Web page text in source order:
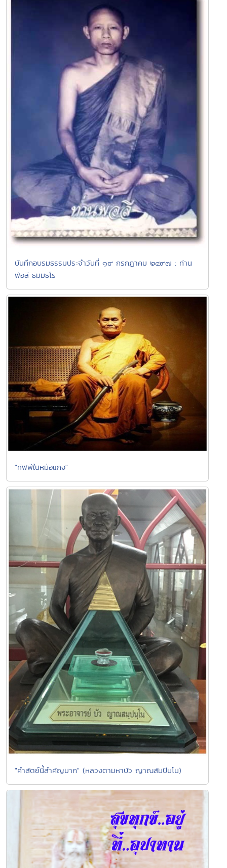
บันทึกอบรมธรรมประจำวันที่ ๑๙ กรกฎาคม ๒๔๙๗ : ท่าน
พ่อลี ธัมมธโร
"ทัพพีในหม้อแกง"
"คำสัตย์นี้สำคัญมาก" (หลวงตามหาบัว ญาณสัมปันโน)